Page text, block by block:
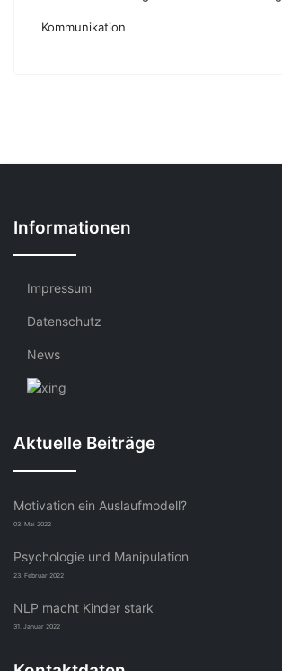
Kommunikation
Informationen
Impressum
Datenschutz
News
Aktuelle Beiträge
Motivation ein Auslaufmodell?
03. Mai 2022
Psychologie und Manipulation
23. Februar 2022
NLP macht Kinder stark
31. Januar 2022